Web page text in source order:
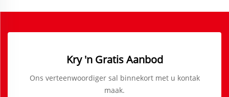
Kry 'n Gratis Aanbod
Ons verteenwoordiger sal binnekort met u kontak
maak.